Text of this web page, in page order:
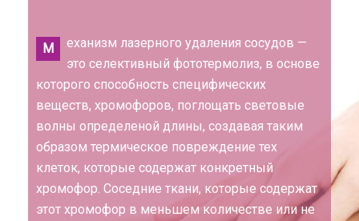
М
еханизм лазерного удаления сосудов —
это селективный фототермолиз, в основе
которого способность специфических
веществ, хромофоров, поглощать световые
волны определеной длины, создавая таким
образом термическое повреждение тех
клеток, которые содержат конкретный
хромофор. Соседние ткани, которые содержат
этот хромофор в меньшем количестве или не